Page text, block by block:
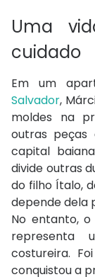
Uma
cuidado
Em um
Salvador,
moldes na
outras peças
capital
divide outras
do filho Ítalo,
depende dela
No entanto,
representa
costureira.
conquistou a